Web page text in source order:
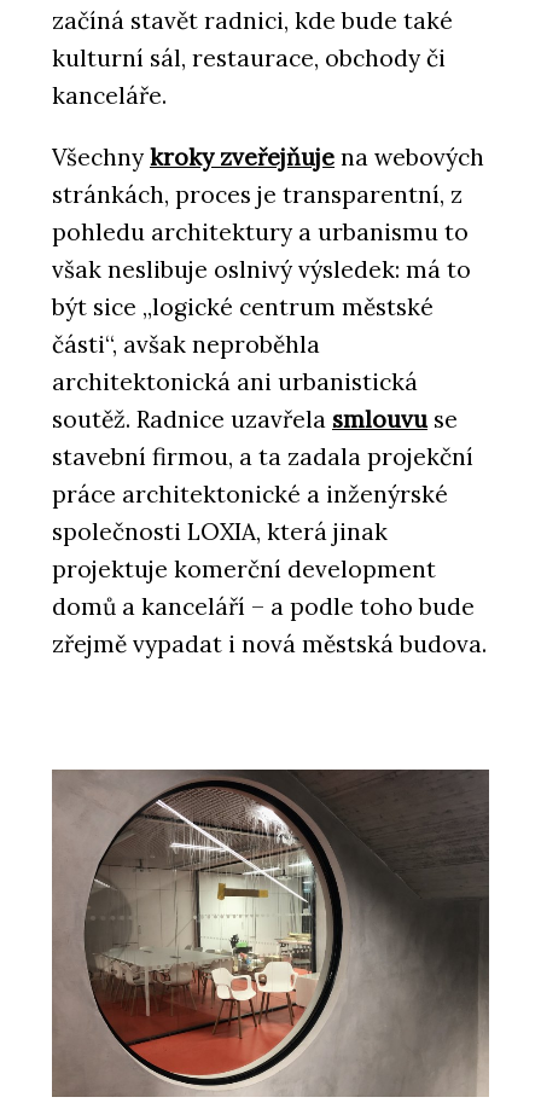
začíná stavět radnici, kde bude také
kulturní sál, restaurace, obchody či
kanceláře.
Všechny kroky zveřejňuje na webových
stránkách, proces je transparentní, z
pohledu architektury a urbanismu to
však neslibuje oslnivý výsledek: má to
být sice „logické centrum městské
části“, avšak neproběhla
architektonická ani urbanistická
soutěž. Radnice uzavřela smlouvu se
stavební firmou, a ta zadala projekční
práce architektonické a inženýrské
společnosti LOXIA, která jinak
projektuje komerční development
domů a kanceláří – a podle toho bude
zřejmě vypadat i nová městská budova.